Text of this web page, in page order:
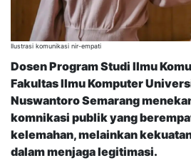
Ilustrasi komunikasi nir-empati
Dosen Program Studi Ilmu
Fakultas Ilmu Komputer
Nuswantoro Semarang
komnikasi publik yang
kelemahan, melainkan
dalam menjaga legitimasi.